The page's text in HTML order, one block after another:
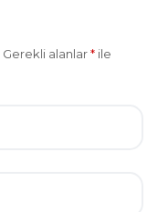
Gerekli alanlar*ile